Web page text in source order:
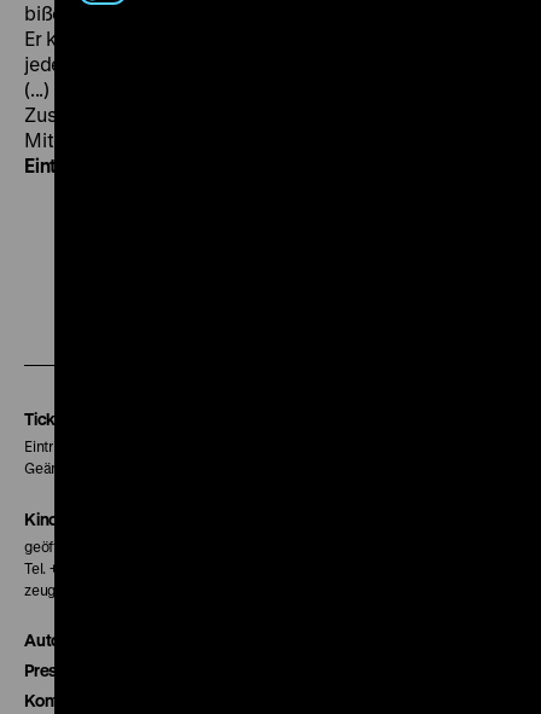
bißchen mit der Lust des Schmetterlingssammlers auf.
Er kostet jede Schwäche seiner menschlichen Opfer,
jedes trübe Detail ihrer kümmerlichen Existenzen aus.
(...) Bewundernswert jedoch, wie der Regisseur den
Zuschauer zum Hinsehen, zum Mitdenken,
Mitempfinden nötigt.“ (
Eintritt ist frei.
Tickets
Eintritt 5 €
Geänderte Preise sind im Programm vermerkt.
Kinokasse
geöffnet 30 Minuten vor Beginn der ersten Vorstellung
Tel. + 49 30 20304-770
zeughauskino@dhm.de
Autor*innen
Presse
Kontakt